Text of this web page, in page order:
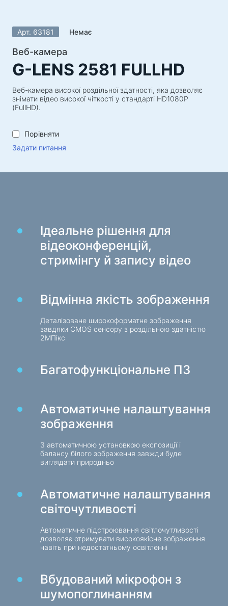
Програвачі
Акустичні системи 1.0
Ігрова серія
Ігрові рулі
Ігрові крісла
Ігрові колонки
Килимки для миші
Ігрові потокові мікрофони
Ігрові столи
Ігрові маніпулятори
Ігрові рулі
Ігрові меблі та аксесуари
Фурнітура та запчастини для стільців
Ігрові столи
Компоненти ПК
Блок живлення
Корпуси для ПК
Силові подовжувачі
Захист від напруги
Електричні подовжувачі
Мережеві фільтри
Вилка розгалужувач
Зарядки, живлення
Арт. 63181 Немає
Веб-камера
G-LENS 2581 FULLHD
Веб-камера високої роздільної здатності, яка дозволяє
знімати відео високої чіткості у стандарті HD1080P
(FullHD).
Порівняти
Задати питання
Ідеальне рішення для
відеоконференцій,
стримінгу й запису відео
Відмінна якість зображення
Деталізоване широкоформатне зображення
завдяки CMOS сенсору з роздільною здатністю
2МПікс
Багатофункціональне ПЗ
Автоматичне налаштування
зображення
З автоматичною установкою експозиції і
балансу білого зображення завжди буде
виглядати природньо
Автоматичне налаштування
світочутливості
Автоматичне підстроювання світлочутливості
дозволяє отримувати високоякісне зображення
навіть при недостатньому освітленні
Вбудований мікрофон з
шумопоглинанням